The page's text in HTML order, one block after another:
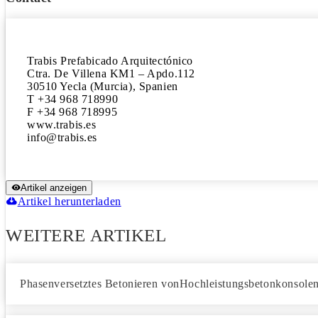
Trabis Prefabicado Arquitectónico
Ctra. De Villena KM1 – Apdo.112
30510 Yecla (Murcia), Spanien
T +34 968 718990
F +34 968 718995
www.trabis.es
Artikel anzeigen
Artikel herunterladen
WEITERE ARTIKEL
Phasenversetztes Betonieren